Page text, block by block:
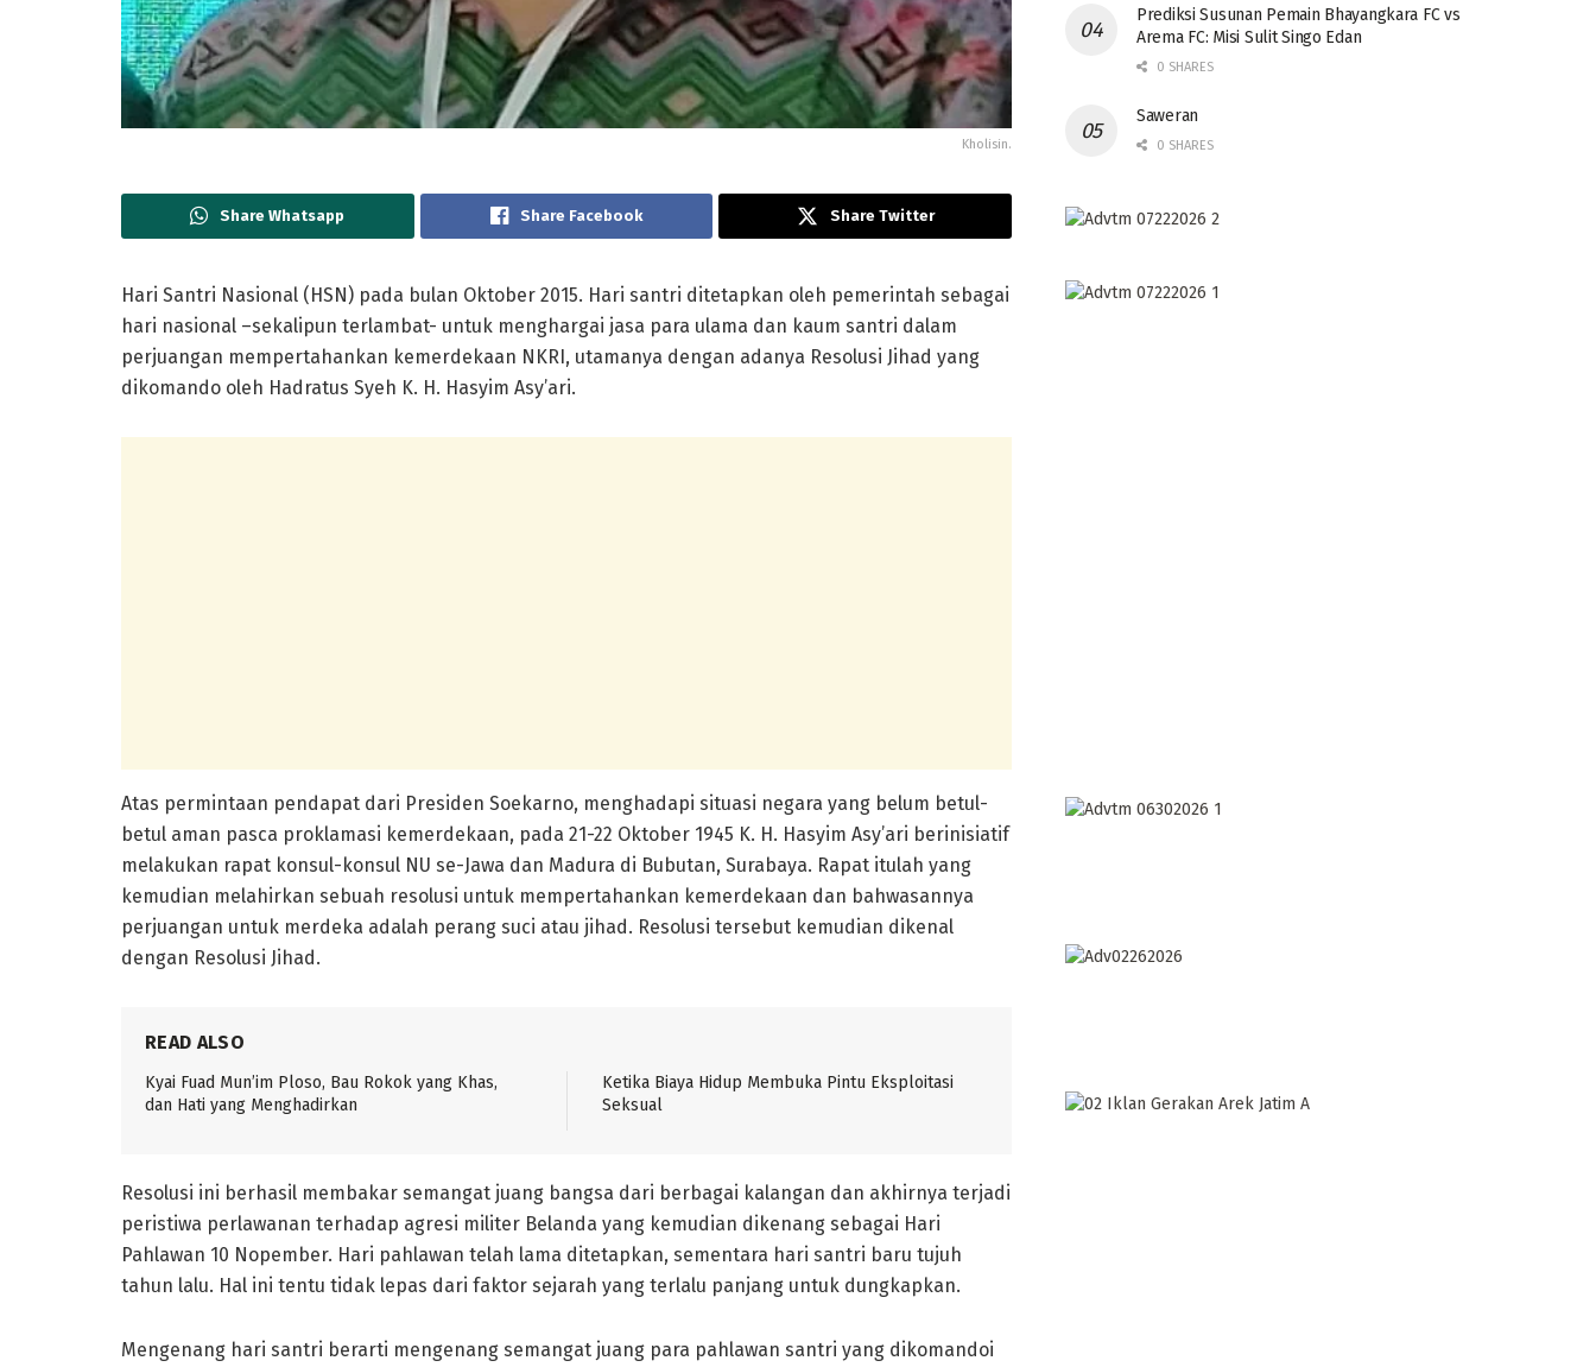
Kholisin.
Share Whatsapp Share Facebook Share Twitter
Hari Santri Nasional (HSN) pada bulan Oktober 2015. Hari santri ditetapkan oleh pemerintah sebagai
hari nasional –sekalipun terlambat- untuk menghargai jasa para ulama dan kaum santri dalam
perjuangan mempertahankan kemerdekaan NKRI, utamanya dengan adanya Resolusi Jihad yang
dikomando oleh Hadratus Syeh K. H. Hasyim Asy’ari.
Atas permintaan pendapat dari Presiden Soekarno, menghadapi situasi negara yang belum betul-
betul aman pasca proklamasi kemerdekaan, pada 21-22 Oktober 1945 K. H. Hasyim Asy’ari berinisiatif
melakukan rapat konsul-konsul NU se-Jawa dan Madura di Bubutan, Surabaya. Rapat itulah yang
kemudian melahirkan sebuah resolusi untuk mempertahankan kemerdekaan dan bahwasannya
perjuangan untuk merdeka adalah perang suci atau jihad. Resolusi tersebut kemudian dikenal
dengan Resolusi Jihad.
READ ALSO
Kyai Fuad Mun’im Ploso, Bau Rokok yang Khas,
dan Hati yang Menghadirkan
Ketika Biaya Hidup Membuka Pintu Eksploitasi
Seksual
Resolusi ini berhasil membakar semangat juang bangsa dari berbagai kalangan dan akhirnya terjadi
peristiwa perlawanan terhadap agresi militer Belanda yang kemudian dikenang sebagai Hari
Pahlawan 10 Nopember. Hari pahlawan telah lama ditetapkan, sementara hari santri baru tujuh
tahun lalu. Hal ini tentu tidak lepas dari faktor sejarah yang terlalu panjang untuk dungkapkan.
Mengenang hari santri berarti mengenang semangat juang para pahlawan santri yang dikomandoi
Prediksi Susunan Pemain Bhayangkara FC vs
Arema FC: Misi Sulit Singo Edan
0 SHARES
Saweran
0 SHARES